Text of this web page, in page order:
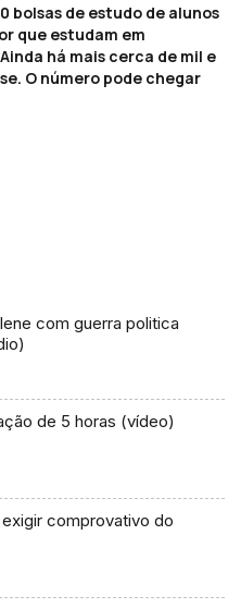
bolsas de estudo de alunos
que estudam em
há mais cerca de mil e
O número pode chegar
guerra politica
de 5 horas (vídeo)
comprovativo do